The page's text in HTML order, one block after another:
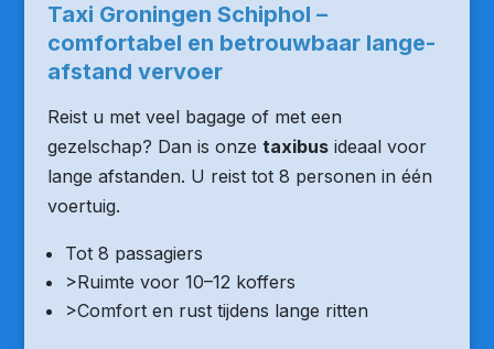
Taxi Groningen Schiphol –
comfortabel en betrouwbaar lange-
afstand vervoer
Reist u met veel bagage of met een
gezelschap? Dan is onze taxibusideaal voor
lange afstanden. U reist tot 8 personen in één
voertuig.
Tot 8 passagiers
>Ruimte voor 10–12 koffers
>Comfort en rust tijdens lange ritten